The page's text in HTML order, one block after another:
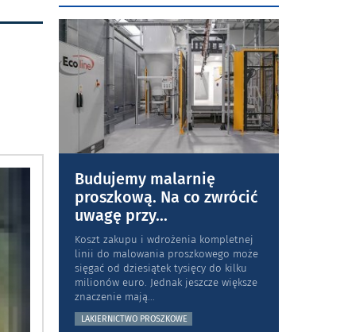
Budujemy malarnię
proszkową. Na co zwrócić
uwagę przy...
Koszt zakupu i wdrożenia kompletnej
linii do malowania proszkowego może
sięgać od dziesiątek tysięcy do kilku
milionów euro. Jednak jeszcze większe
znaczenie mają...
LAKIERNICTWO PROSZKOWE